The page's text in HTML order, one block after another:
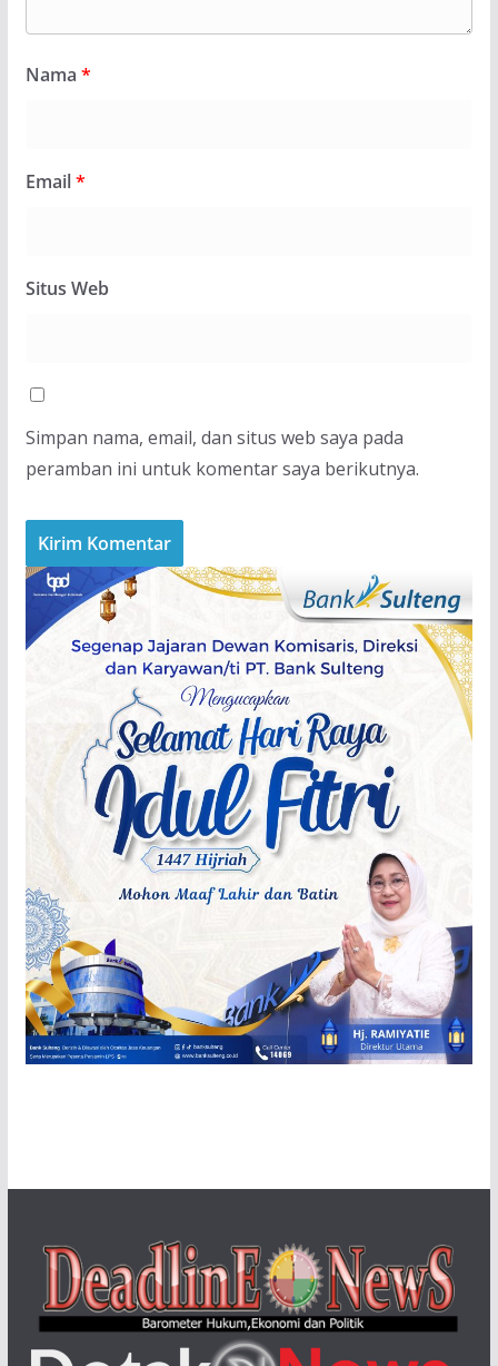
Nama *
Email*
Situs Web
Simpan nama, email, dan situs web saya pada
peramban ini untuk komentar saya berikutnya.